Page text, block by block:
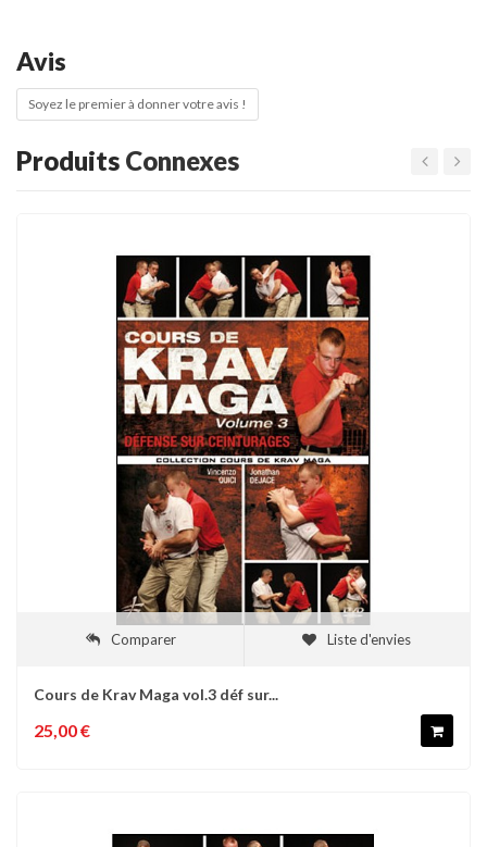
Avis
Soyez le premier à donner votre avis !
Produits Connexes
Comparer Liste d'envies
Cours de Krav Maga vol.3 déf sur...
25,00 €